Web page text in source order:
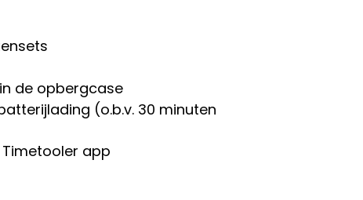
de opbergcase
(o.b.v. 30 minuten
app